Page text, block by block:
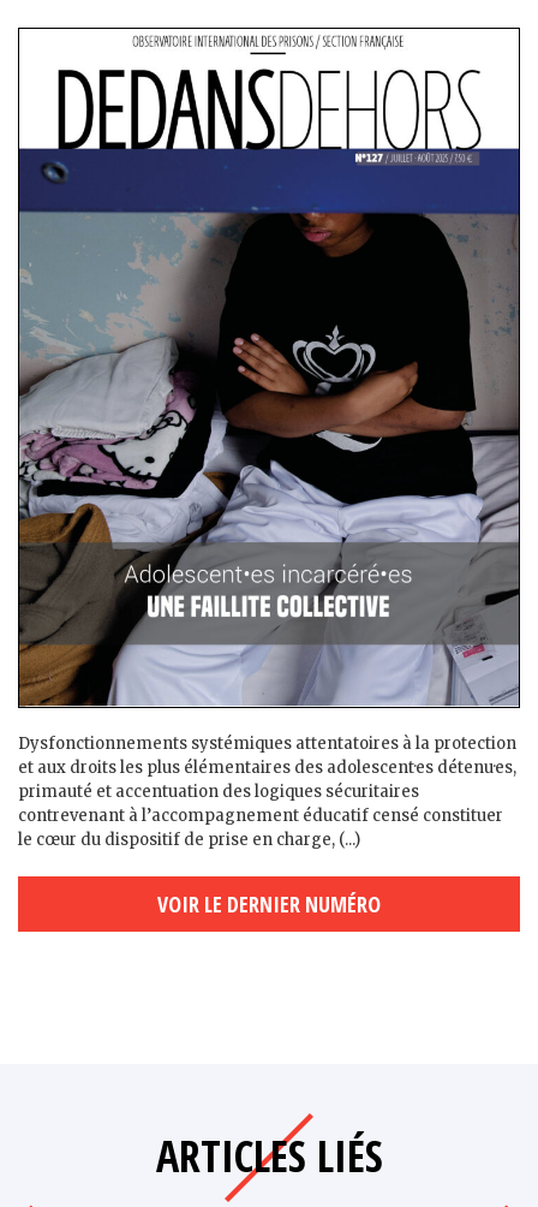
Dysfonctionnements systémiques attentatoires à la protection
et aux droits les plus élémentaires des adolescent·es détenu·es,
primauté et accentuation des logiques sécuritaires
contrevenant à l’accompagnement éducatif censé constituer
le cœur du dispositif de prise en charge, (...)
VOIR LE DERNIER NUMÉRO
ARTICLES LIÉS